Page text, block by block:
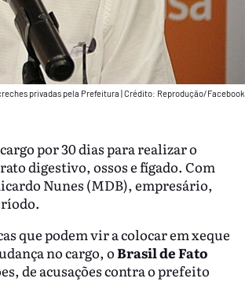
privadas pela Prefeitura |Crédito: Reprodução/Facebook
por 30 dias para realizar o
digestivo, ossos e fígado. Com
Nunes (MDB), empresário,
que podem vir a colocar em xeque
no cargo, oBrasil de Fato
de acusações contra o prefeito